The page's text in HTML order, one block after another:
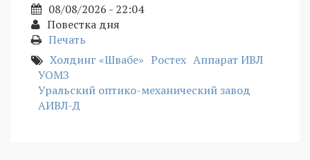
08/08/2026 - 22:04
Повестка дня
Печать
Холдинг «Швабе» Ростех Аппарат ИВЛ
УОМЗ
Уральский оптико-механический завод
АИВЛ-Д